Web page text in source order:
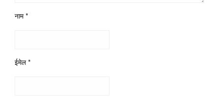
नाम *
ईमेल *